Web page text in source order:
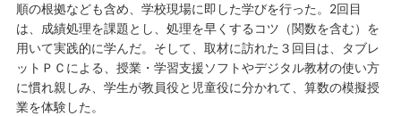
順の根拠なども含め、学校現場に即した学びを行った。2回目
は、成績処理を課題とし、処理を早くするコツ（関数を含む）を
用いて実践的に学んだ。そして、取材に訪れた３回目は、タブレ
ットＰＣによる、授業・学習支援ソフトやデジタル教材の使い方
に慣れ親しみ、学生が教員役と児童役に分かれて、算数の模擬授
業を体験した。